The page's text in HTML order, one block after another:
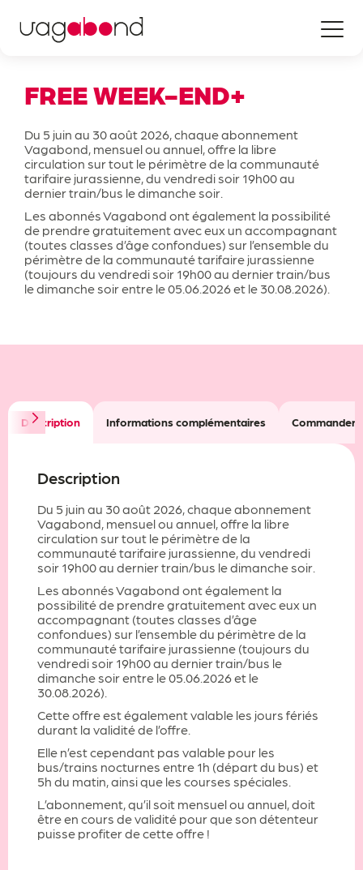
Vagabond
Abo et Tarifs
Mensuel, Annuel, Flexi, Transfrontalier
Abonnement modulable
Autres offres (AG, Demi-tarif, etc.)
Plan de zones
Offres spéciales
Entreprises
Manifestations
Infos pratiques
Documents utiles
À propos
FREE WEEK-END+
Du 5 juin au 30 août 2026, chaque abonnement
Vagabond, mensuel ou annuel, offre la libre
circulation sur tout le périmètre de la communauté
tarifaire jurassienne, du vendredi soir 19h00 au
dernier train/bus le dimanche soir.
Les abonnés Vagabond ont également la possibilité
de prendre gratuitement avec eux un accompagnant
(toutes classes d’âge confondues) sur l’ensemble du
périmètre de la communauté tarifaire jurassienne
(toujours du vendredi soir 19h00 au dernier train/bus
le dimanche soir entre le 05.06.2026 et le 30.08.2026).
Description Informations complémentaires Commander
Description
Du 5 juin au 30 août 2026, chaque abonnement
Vagabond, mensuel ou annuel, offre la libre
circulation sur tout le périmètre de la
communauté tarifaire jurassienne, du vendredi
soir 19h00 au dernier train/bus le dimanche soir.
Les abonnés Vagabond ont également la
possibilité de prendre gratuitement avec eux un
accompagnant (toutes classes d’âge
confondues) sur l’ensemble du périmètre de la
communauté tarifaire jurassienne (toujours du
vendredi soir 19h00 au dernier train/bus le
dimanche soir entre le 05.06.2026 et le
30.08.2026).
Cette offre est également valable les jours fériés
durant la validité de l’offre.
Elle n’est cependant pas valable pour les
bus/trains nocturnes entre 1h (départ du bus) et
5h du matin, ainsi que les courses spéciales.
L’abonnement, qu’il soit mensuel ou annuel, doit
être en cours de validité pour que son détenteur
puisse profiter de cette offre !